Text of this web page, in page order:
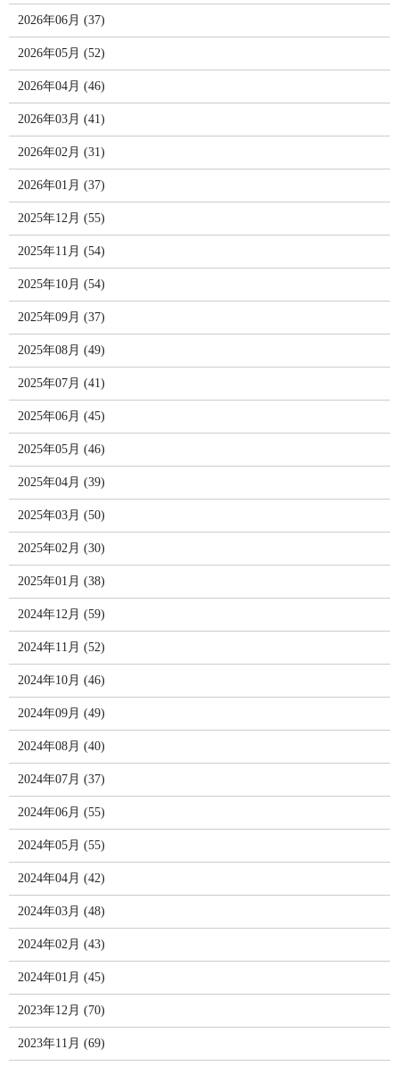
2026年06月 (37)
2026年05月 (52)
2026年04月 (46)
2026年03月 (41)
2026年02月 (31)
2026年01月 (37)
2025年12月 (55)
2025年11月 (54)
2025年10月 (54)
2025年09月 (37)
2025年08月 (49)
2025年07月 (41)
2025年06月 (45)
2025年05月 (46)
2025年04月 (39)
2025年03月 (50)
2025年02月 (30)
2025年01月 (38)
2024年12月 (59)
2024年11月 (52)
2024年10月 (46)
2024年09月 (49)
2024年08月 (40)
2024年07月 (37)
2024年06月 (55)
2024年05月 (55)
2024年04月 (42)
2024年03月 (48)
2024年02月 (43)
2024年01月 (45)
2023年12月 (70)
2023年11月 (69)